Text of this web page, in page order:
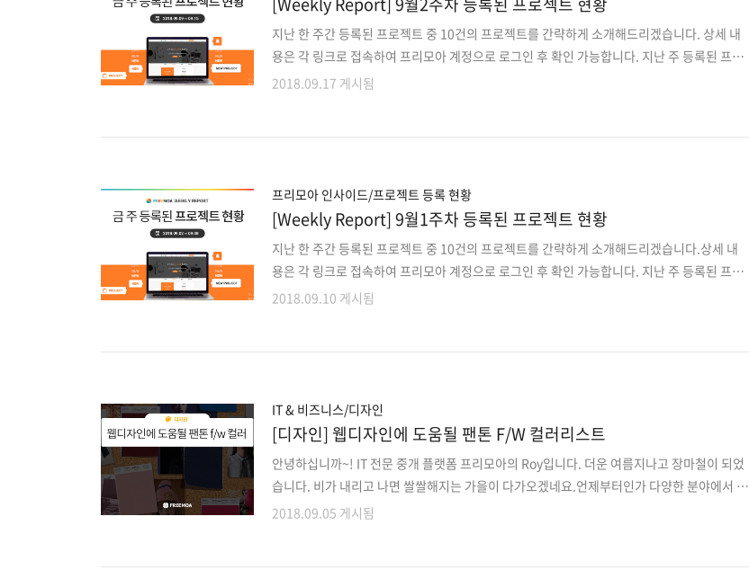
지난 한 주간 등록된 프로젝트 중 10건의 프로젝트를 간략하게 소개해드리겠습니다. 상세 내
용은 각 링크로 접속하여 프리모아 계정으로 로그인 후 확인 가능합니다. 지난 주 등록된 프로
젝트 외에도 마감이 다가오는 이 전 프로젝트는 사이트에서 원하는 분야로 검색하여 마감순으
정분야 정보제공방식 중개 앱서비스 개발 8. 운영중인..
2018.09.17 게시됨
프리모아 인사이드/프로젝트 등록 현황
[Weekly Report] 9월1주차 등록된 프로젝트 현황
지난 한 주간 등록된 프로젝트 중 10건의 프로젝트를 간략하게 소개해드리겠습니다.상세 내
용은 각 링크로 접속하여 프리모아 계정으로 로그인 후 확인 가능합니다. 지난 주 등록된 프로
젝트 외에도 마감이 다가오는 이 전 프로젝트는 사이트에서 원하는 분야로 검색하여 마감순으
고객 관리 웹프로그램 개발8. IFrame 형태의 타오바오 구매대..
2018.09.10 게시됨
IT & 비즈니스/디자인
[디자인] 웹디자인에 도움될 팬톤 F/W 컬러리스트
안녕하십니까~! IT 전문 중개 플랫폼 프리모아의 Roy입니다. 더운 여름지나고 장마철이 되었
습니다. 비가 내리고 나면 쌀쌀해지는 가을이 다가오겠네요.언제부터인가 다양한 분야에서 팬
톤컬러를 신경쓰고 트렌드의 기준이 되버린 것 같습니다.그만큼 영향력있고 참고하면 트렌드
2018.09.05 게시됨